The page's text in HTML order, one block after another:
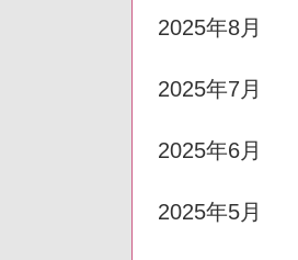
2025年8月
2025年7月
2025年6月
2025年5月